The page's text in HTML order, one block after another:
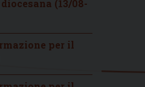
(13/08-
per il